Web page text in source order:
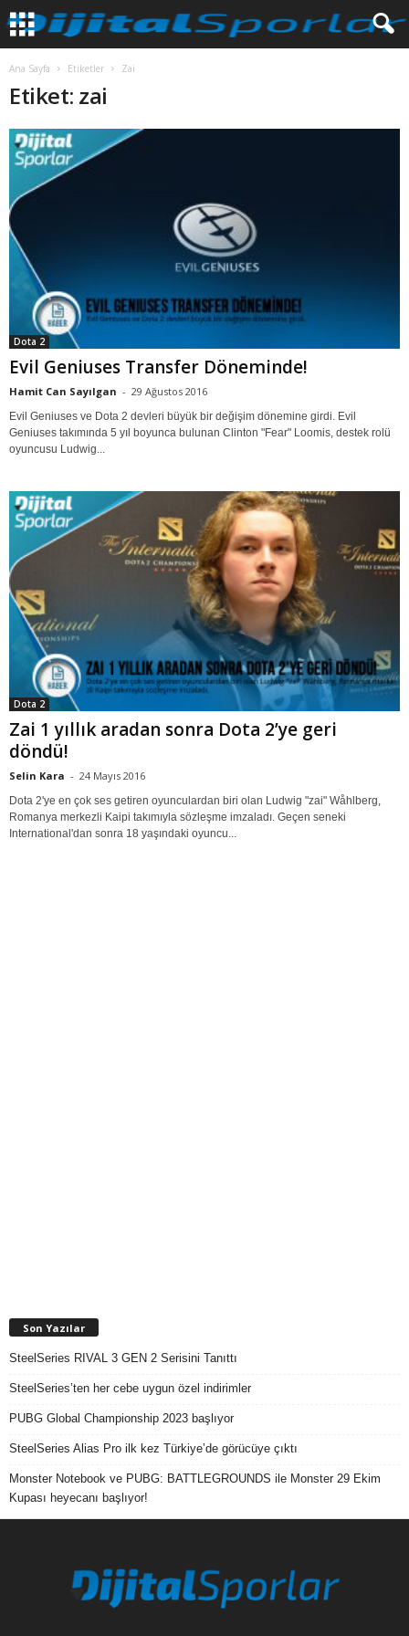
Ana Sayfa Etiketler Zai
Etiket: zai
Dota 2
Evil Geniuses Transfer Döneminde!
Hamit Can Sayılgan - 29 Ağustos 2016
Evil Geniuses ve Dota 2 devleri büyük bir değişim dönemine girdi. Evil
Geniuses takımında 5 yıl boyunca bulunan Clinton "Fear" Loomis, destek rolü
oyuncusu Ludwig...
Dota 2
Zai 1 yıllık aradan sonra Dota 2’ye geri
döndü!
Selin Kara - 24 Mayıs 2016
Dota 2'ye en çok ses getiren oyunculardan biri olan Ludwig "zai" Wåhlberg,
Romanya merkezli Kaipi takımıyla sözleşme imzaladı. Geçen seneki
International'dan sonra 18 yaşındaki oyuncu...
Son Yazılar
SteelSeries RIVAL 3 GEN 2 Serisini Tanıttı
SteelSeries’ten her cebe uygun özel indirimler
PUBG Global Championship 2023 başlıyor
SteelSeries Alias Pro ilk kez Türkiye’de görücüye çıktı
Monster Notebook ve PUBG: BATTLEGROUNDS ile Monster 29 Ekim
Kupası heyecanı başlıyor!